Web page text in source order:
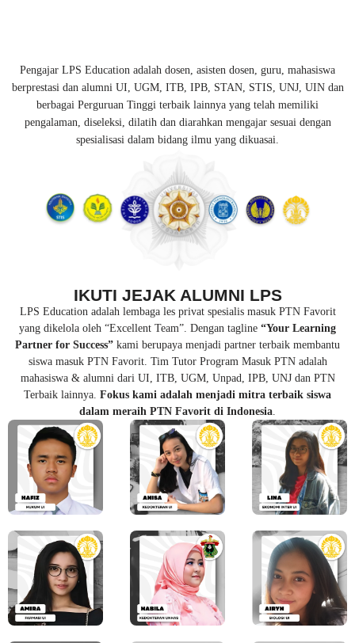
Pengajar LPS Education adalah dosen, asisten dosen, guru, mahasiswa
berprestasi dan alumni UI, UGM, ITB, IPB, STAN, STIS, UNJ, UIN dan
berbagai Perguruan Tinggi terbaik lainnya yang telah memiliki
pengalaman, diseleksi, dilatih dan diarahkan mengajar sesuai dengan
spesialisasi dalam bidang ilmu yang dikuasai.
IKUTI JEJAK ALUMNI LPS
LPS Education adalah lembaga les privat spesialis masuk PTN Favorit
yang dikelola oleh “Excellent Team”. Dengan tagline “Your Learning
Partner for Success” kami berupaya menjadi partner terbaik membantu
siswa masuk PTN Favorit. Tim Tutor Program Masuk PTN adalah
mahasiswa & alumni dari UI, ITB, UGM, Unpad, IPB, UNJ dan PTN
Terbaik lainnya. Fokus kami adalah menjadi mitra terbaik siswa
dalam meraih PTN Favorit di Indonesia